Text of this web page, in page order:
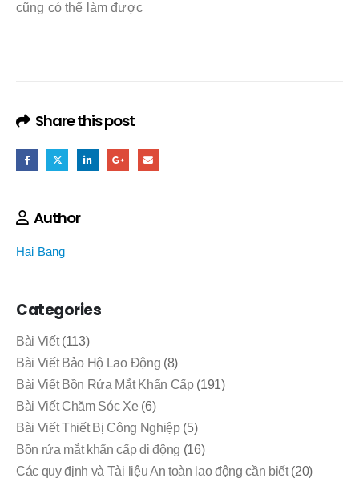
cũng có thể làm được
Share this post
Author
Hai Bang
Categories
Bài Viết(113)
Bài Viết Bảo Hộ Lao Động (8)
Bài Viết Bồn Rửa Mắt Khẩn Cấp(191)
Bài Viết Chăm Sóc Xe (6)
Bài Viết Thiết Bị Công Nghiệp(5)
Bồn rửa mắt khẩn cấp di động (16)
Các quy định và Tài liệu An toàn lao động cần biết(20)